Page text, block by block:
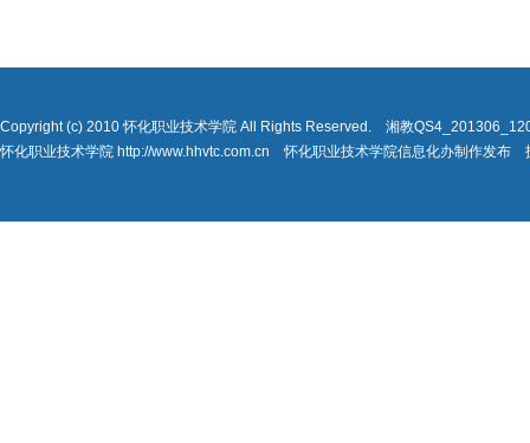
Copyright (c) 2010 怀化职业技术学院 All Rights Reserved. 湘教
怀化职业技术学院 http://www.hhvtc.com.cn 怀化职业技术学院信息化办制作发布